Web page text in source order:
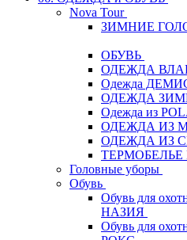
Nova Tour
ЗИМНИЕ
ОБУВЬ
ОДЕЖДА
Одежда
ОДЕЖДА
Одежда из
ОДЕЖДА ИЗ
ОДЕЖДА ИЗ
ТЕРМОБЕЛЬЕ
Головные уборы
Обувь
Обувь для
НАЗИЯ
Обувь для